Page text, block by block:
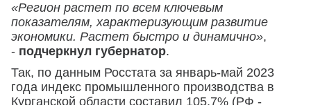
«Регион растет по всем ключевым
показателям, характеризующим развитие
экономики. Растет быстро и динамично»,
- подчеркнул губернатор.
Так, по данным Росстата за январь-май 2023
года индекс промышленного производства в
Курганской области составил 105,7% (РФ -